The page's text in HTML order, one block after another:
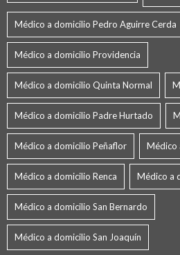
Médico a domicilio Pedro Aguirre Cerda
Médico a domicilio Providencia
Médico a domicilio Quinta Normal
Médico a domicilio Padre Hurtado
Médico a domicilio Peñaflor Médico
Médico a domicilio Renca Médico a
Médico a domicilio San Bernardo
Médico a domicilio San Joaquín